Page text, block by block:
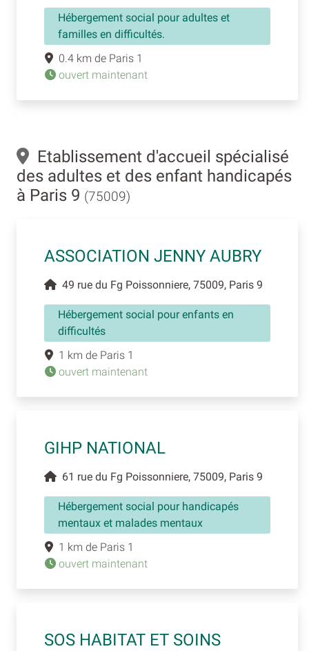
Hébergement social pour adultes et
familles en difficultés.
0.4 km de Paris 1
ouvert maintenant
Etablissement d'accueil spécialisé
des adultes et des enfant handicapés
à Paris 9 (75009)
ASSOCIATION JENNY AUBRY
49 rue du Fg Poissonniere, 75009, Paris 9
Hébergement social pour enfants en
difficultés
1 km de Paris 1
ouvert maintenant
GIHP NATIONAL
61 rue du Fg Poissonniere, 75009, Paris 9
Hébergement social pour handicapés
mentaux et malades mentaux
1 km de Paris 1
ouvert maintenant
SOS HABITAT ET SOINS